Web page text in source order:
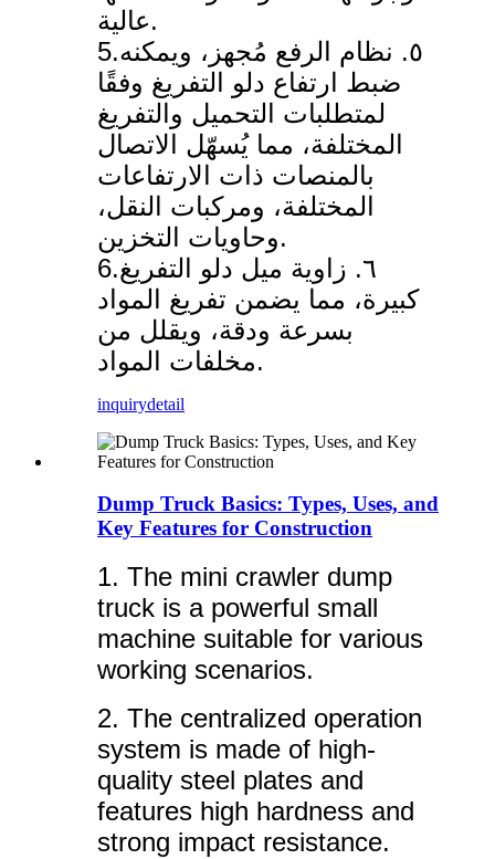
عالية.
5.٥. نظام الرفع مُجهز، ويمكنه
ضبط ارتفاع دلو التفريغ وفقًا
لمتطلبات التحميل والتفريغ
المختلفة، مما يُسهّل الاتصال
بالمنصات ذات الارتفاعات
المختلفة، ومركبات النقل،
وحاويات التخزين.
6.٦. زاوية ميل دلو التفريغ
كبيرة، مما يضمن تفريغ المواد
بسرعة ودقة، ويقلل من
مخلفات المواد.
inquirydetail
Dump Truck Basics: Types, Uses, and
Key Features for Construction
1. The mini crawler dump
truck is a powerful small
machine suitable for various
working scenarios.
2. The centralized operation
system is made of high-
quality steel plates and
features high hardness and
strong impact resistance.